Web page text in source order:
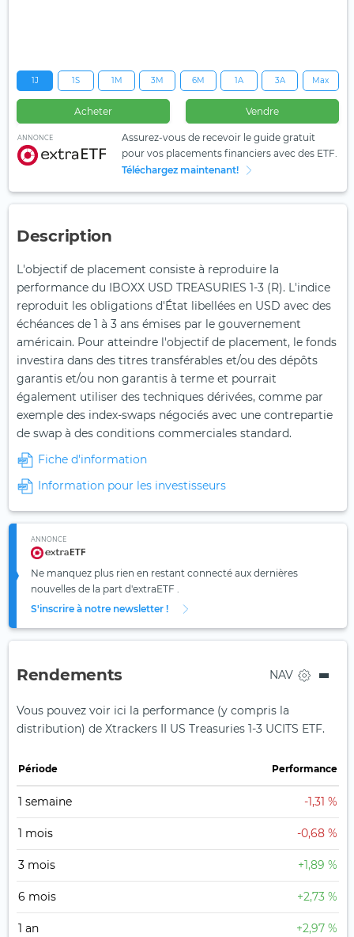
1J 1S 1M 3M 6M 1A 3A Max
Acheter Vendre
ANNONCE
Assurez-vous de recevoir le guide gratuit
pour vos placements financiers avec des ETF.
Téléchargez maintenant!
Description
L'objectif de placement consiste à reproduire la
performance du IBOXX USD TREASURIES 1-3 (R). L'indice
reproduit les obligations d'État libellées en USD avec des
échéances de 1 à 3 ans émises par le gouvernement
américain. Pour atteindre l'objectif de placement, le fonds
investira dans des titres transférables et/ou des dépôts
garantis et/ou non garantis à terme et pourrait
également utiliser des techniques dérivées, comme par
exemple des index-swaps négociés avec une contrepartie
de swap à des conditions commerciales standard.
Fiche d'information
Information pour les investisseurs
ANNONCE
Ne manquez plus rien en restant connecté aux dernières
nouvelles de la part d'extraETF .
S'inscrire à notre newsletter !
Rendements NAV
Vous pouvez voir ici la performance (y compris la
distribution) de Xtrackers II US Treasuries 1-3 UCITS ETF.
Période Performance
1 semaine -1,31 %
1 mois -0,68 %
3 mois +1,89 %
6 mois +2,73 %
1 an +2,97 %